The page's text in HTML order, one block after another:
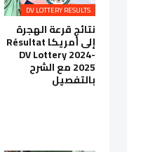
DV LOTTERY RESULTS
نتائج قرعة الهجرة
إلى أمريكا Résultat
DV Lottery 2024-
2025 مع الشرح
بالتفصيل